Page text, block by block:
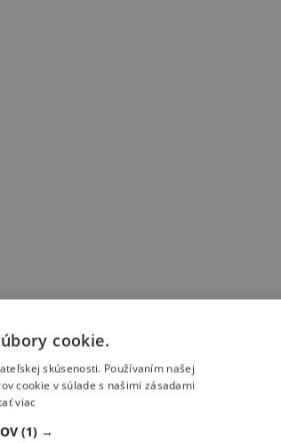
cookie.
skúsenosti. Používaním našej
cookie v súlade s našimi zásadami
viac
(1) →